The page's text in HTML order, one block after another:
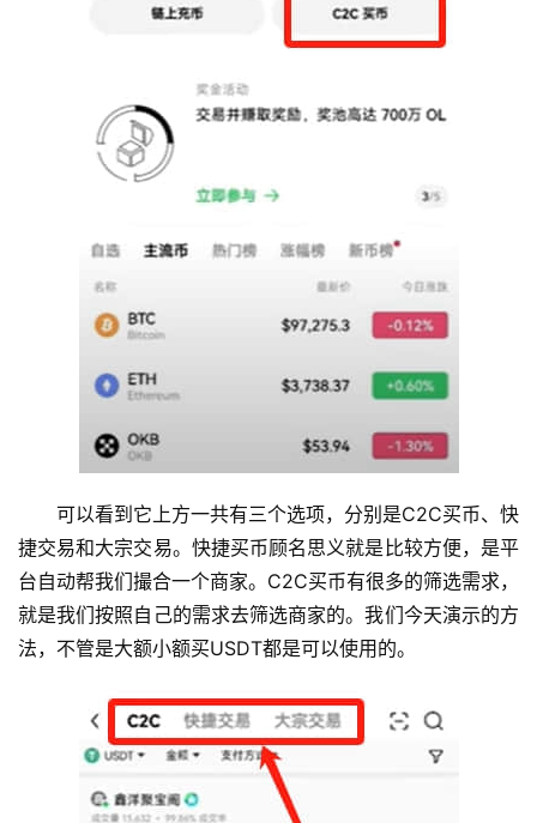
可以看到它上方一共有三个选项，分别是C2C买币、快
捷交易和大宗交易。快捷买币顾名思义就是比较方便，是平
台自动帮我们撮合一个商家。C2C买币有很多的筛选需求，
就是我们按照自己的需求去筛选商家的。我们今天演示的方
法，不管是大额小额买USDT都是可以使用的。